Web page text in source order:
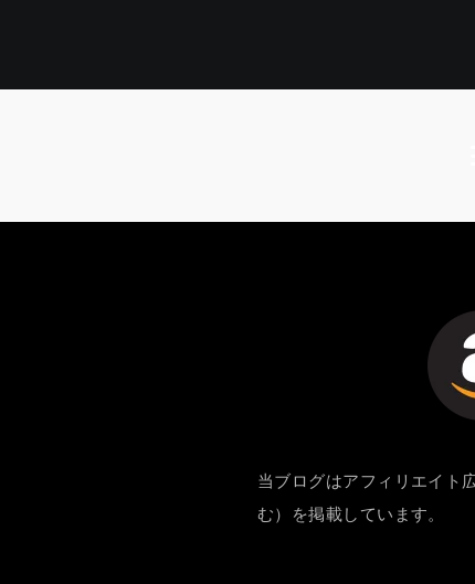
当ブログはアフィリエイト
む）を掲載しています。